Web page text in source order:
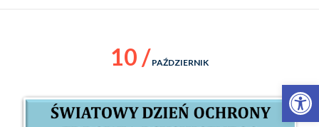
Otwórz pasek narzędzi
10 / PAŹDZIERNIK